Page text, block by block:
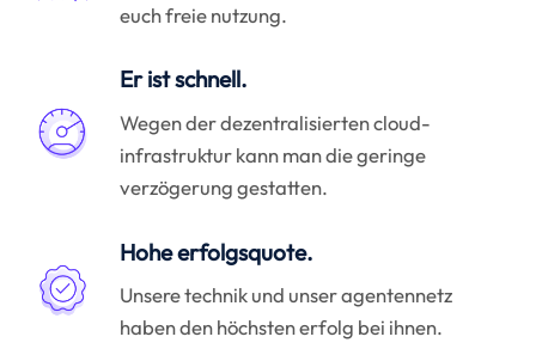
euch freie nutzung.
Er ist schnell.
Wegen der dezentralisierten cloud-
infrastruktur kann man die geringe
verzögerung gestatten.
Hohe erfolgsquote.
Unsere technik und unser agentennetz
haben den höchsten erfolg bei ihnen.